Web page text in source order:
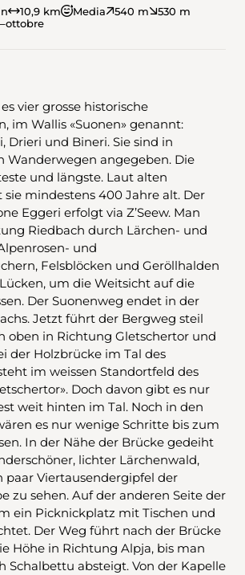
10,9 km Media 540 m
530 m
vier grosse historische
im Wallis «Suonen» genannt:
Drieri und Bineri. Sie sind in
Wanderwegen angegeben. Die
und längste. Laut alten
mindestens 400 Jahre alt. Der
Eggeri erfolgt via Z’Seew. Man
Riedbach durch Lärchen- und
und
Felsblöcken und Geröllhalden
um die Weitsicht auf die
Der Suonenweg endet in der
Jetzt führt der Bergweg steil
oben in Richtung Gletschertor und
der Holzbrücke im Tal des
im weissen Standortfeld des
Doch davon gibt es nur
weit hinten im Tal. Noch in den
es nur wenige Schritte bis zum
In der Nähe der Brücke gedeiht
lichter Lärchenwald,
paar Viertausendergipfel der
zu sehen. Auf der anderen Seite der
ein Picknickplatz mit Tischen und
Der Weg führt nach der Brücke
Höhe in Richtung Alpja, bis man
Schalbettu absteigt. Von der Kapelle